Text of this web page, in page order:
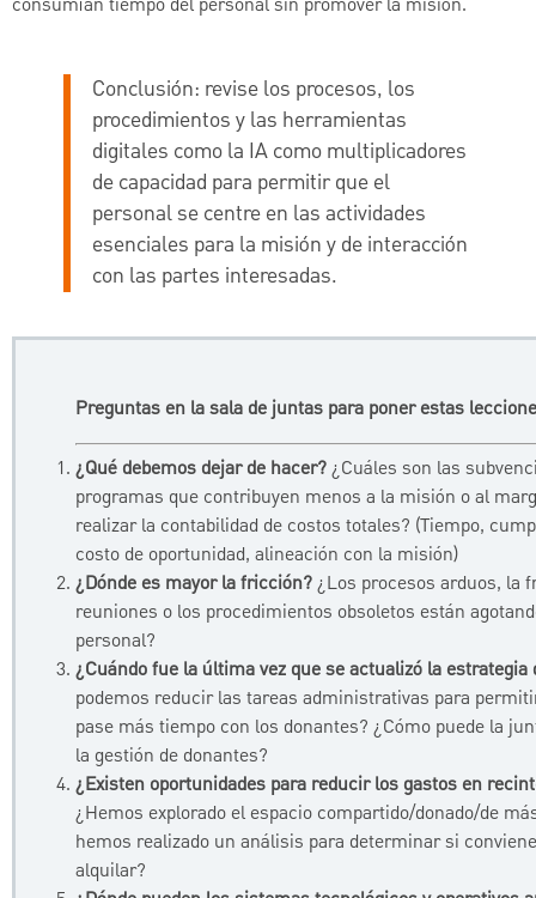
Conclusión: revise los procesos, los
procedimientos y las herramientas
digitales como la IA como multiplicadores
de capacidad para permitir que el
personal se centre en las actividades
esenciales para la misión y de interacción
con las partes interesadas.
Preguntas en la sala de juntas para poner estas
¿Qué debemos dejar de hacer?¿Cuáles son las
programas que contribuyen menos a la misión o al
realizar la contabilidad de costos totales? (Tiempo,
costo de oportunidad, alineación con la misión)
¿Dónde es mayor la fricción?¿Los procesos arduos, la
reuniones o los procedimientos obsoletos están
personal?
¿Cuándo fue la última vez que se actualizó la estrategia
podemos reducir las tareas administrativas para
pase más tiempo con los donantes? ¿Cómo puede la
la gestión de donantes?
¿Existen oportunidades para reducir los gastos en
¿Hemos explorado el espacio compartido/donado/de
hemos realizado un análisis para determinar si
alquilar?